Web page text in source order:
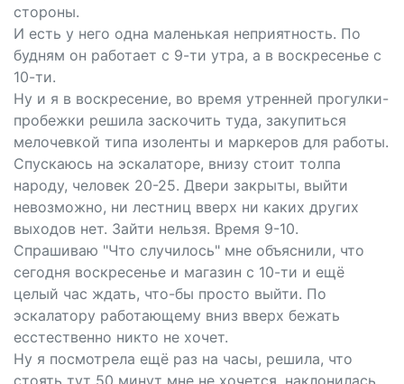
стороны.
И есть у него одна маленькая неприятность. По
будням он работает с 9-ти утра, а в воскресенье с
10-ти.
Ну и я в воскресение, во время утренней прогулки-
пробежки решила заскочить туда, закупиться
мелочевкой типа изоленты и маркеров для работы.
Спускаюсь на эскалаторе, внизу стоит толпа
народу, человек 20-25. Двери закрыты, выйти
невозможно, ни лестниц вверх ни каких других
выходов нет. Зайти нельзя. Время 9-10.
Спрашиваю "Что случилось" мне объяснили, что
сегодня воскресенье и магазин с 10-ти и ещё
целый час ждать, что-бы просто выйти. По
эскалатору работающему вниз вверх бежать
есстественно никто не хочет.
Ну я посмотрела ещё раз на часы, решила, что
стоять тут 50 минут мне не хочется, наклонилась,